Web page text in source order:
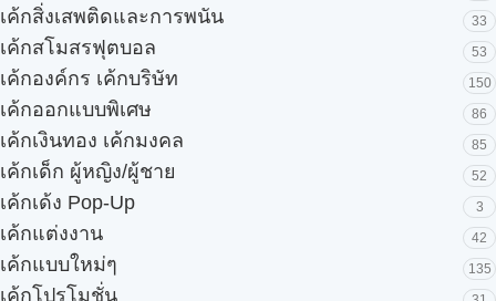
เค้กสิ่งเสพติดและการพนัน 33
เค้กสโมสรฟุตบอล 53
เค้กองค์กร เค้กบริษัท 150
เค้กออกแบบพิเศษ 86
เค้กเงินทอง เค้กมงคล 85
เค้กเด็ก ผู้หญิง/ผู้ชาย 52
เค้กเด้ง Pop-Up 3
เค้กแต่งงาน 42
เค้กแบบใหม่ๆ 135
เค้กโปรโมชั่น